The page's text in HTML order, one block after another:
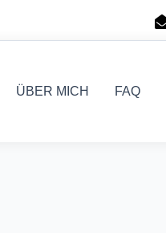
ÜBER MICH FAQ